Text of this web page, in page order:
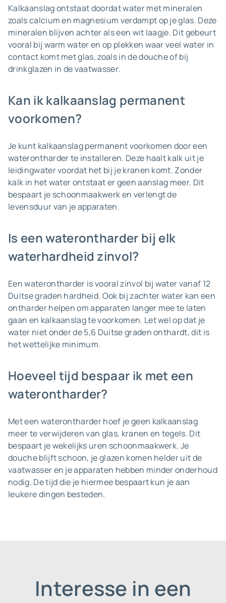
Kalkaanslag ontstaat doordat water met mineralen
zoals calcium en magnesium verdampt op je glas. Deze
mineralen blijven achter als een wit laagje. Dit gebeurt
vooral bij warm water en op plekken waar veel water in
contact komt met glas, zoals in de douche of bij
drinkglazen in de vaatwasser.
Kan ik kalkaanslag permanent
voorkomen?
Je kunt kalkaanslag permanent voorkomen door een
waterontharder te installeren. Deze haalt kalk uit je
leidingwater voordat het bij je kranen komt. Zonder
kalk in het water ontstaat er geen aanslag meer. Dit
bespaart je schoonmaakwerk en verlengt de
levensduur van je apparaten.
Is een waterontharder bij elk
waterhardheid zinvol?
Een waterontharder is vooral zinvol bij water vanaf 12
Duitse graden hardheid. Ook bij zachter water kan een
ontharder helpen om apparaten langer mee te laten
gaan en kalkaanslag te voorkomen. Let wel op dat je
water niet onder de 5,6 Duitse graden onthardt, dit is
het wettelijke minimum.
Hoeveel tijd bespaar ik met een
waterontharder?
Met een waterontharder hoef je geen kalkaanslag
meer te verwijderen van glas, kranen en tegels. Dit
bespaart je wekelijks uren schoonmaakwerk. Je
douche blijft schoon, je glazen komen helder uit de
vaatwasser en je apparaten hebben minder onderhoud
nodig. De tijd die je hiermee bespaart kun je aan
leukere dingen besteden.
Interesse in een